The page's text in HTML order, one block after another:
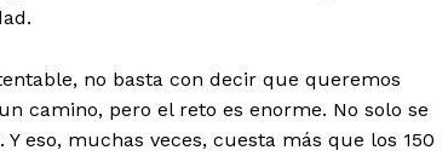
no basta con decir que queremos
camino, pero el reto es enorme. No solo se
eso, muchas veces, cuesta más que los 150